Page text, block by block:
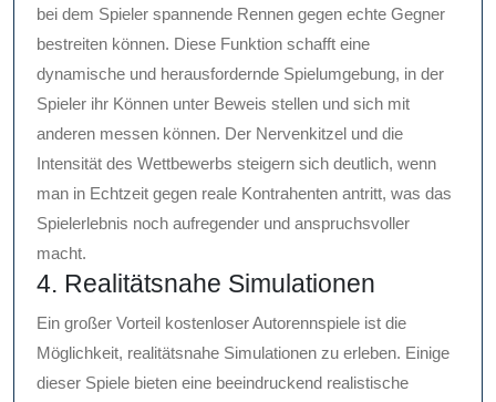
bei dem Spieler spannende Rennen gegen echte Gegner
bestreiten können. Diese Funktion schafft eine
dynamische und herausfordernde Spielumgebung, in der
Spieler ihr Können unter Beweis stellen und sich mit
anderen messen können. Der Nervenkitzel und die
Intensität des Wettbewerbs steigern sich deutlich, wenn
man in Echtzeit gegen reale Kontrahenten antritt, was das
Spielerlebnis noch aufregender und anspruchsvoller
macht.
4. Realitätsnahe Simulationen
Ein großer Vorteil kostenloser Autorennspiele ist die
Möglichkeit, realitätsnahe Simulationen zu erleben. Einige
dieser Spiele bieten eine beeindruckend realistische